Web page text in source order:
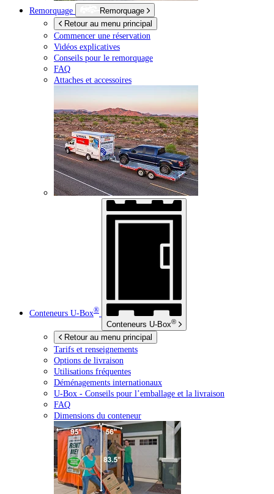
Remorquage
Remorquage
Retour au menu principal
Commencer une réservation
Vidéos explicatives
Conseils pour le remorquage
FAQ
Attaches et accessoires
Conteneurs U-Box®
Conteneurs U-Box®
Retour au menu principal
Tarifs et renseignements
Options de livraison
Utilisations fréquentes
Déménagements internationaux
U-Box - Conseils pour l’emballage et la livraison
FAQ
Dimensions du conteneur